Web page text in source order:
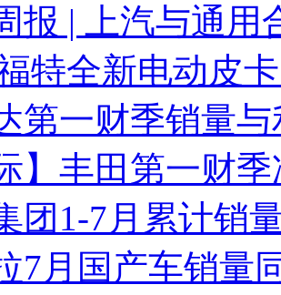
报 | 上汽与通用
特全新电动皮
第一财季销量
】丰田第一财
团1-7月累计销
7月国产车销量